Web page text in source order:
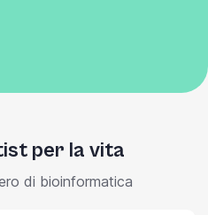
per la vita
di bioinformatica